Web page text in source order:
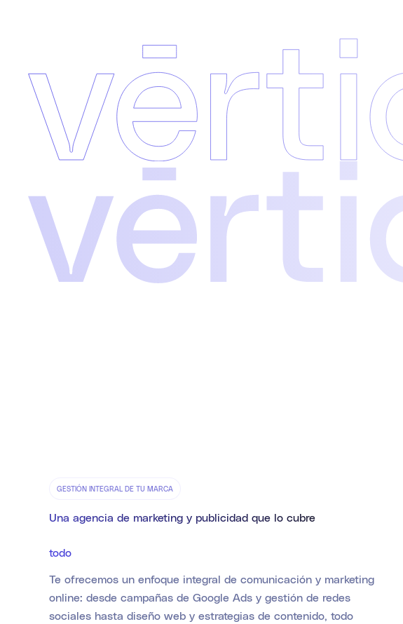
GESTIÓN INTEGRAL DE TU MARCA
Una agencia de marketing y publicidad que lo cubre
todo
Te ofrecemos un enfoque integral de comunicación y marketing
online: desde campañas de Google Ads y gestión de redes
sociales hasta diseño web y estrategias de contenido, todo